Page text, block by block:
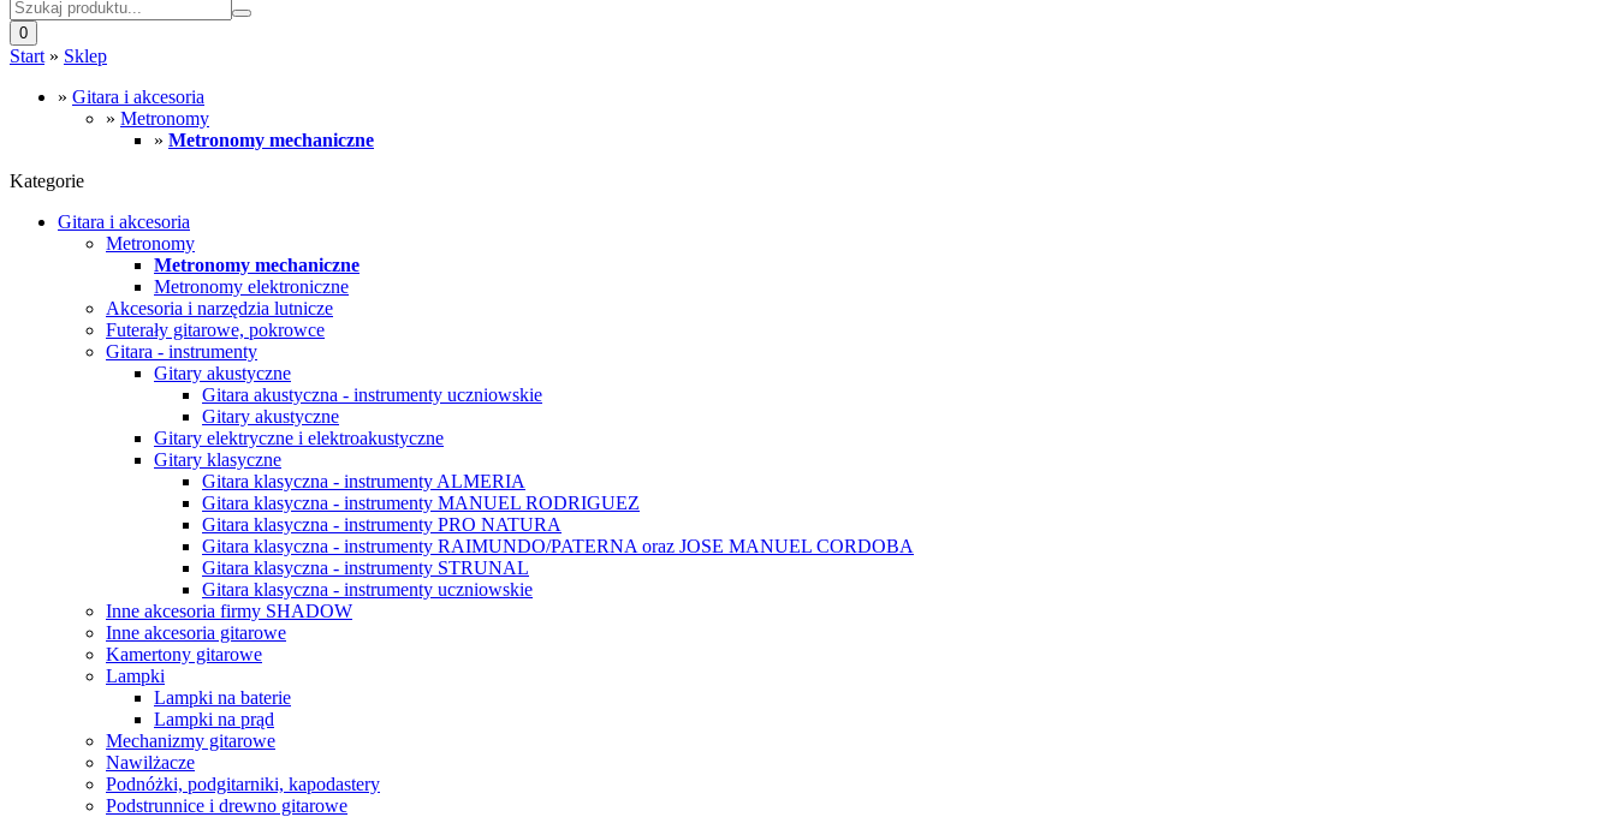
0
Start » Sklep
» Gitara i akcesoria
» Metronomy
» Metronomy mechaniczne
Kategorie
Gitara i akcesoria
Metronomy
Metronomy mechaniczne
Metronomy elektroniczne
Akcesoria i narzędzia lutnicze
Futerały gitarowe, pokrowce
Gitara - instrumenty
Gitary akustyczne
Gitara akustyczna - instrumenty uczniowskie
Gitary akustyczne
Gitary elektryczne i elektroakustyczne
Gitary klasyczne
Gitara klasyczna - instrumenty ALMERIA
Gitara klasyczna - instrumenty MANUEL RODRIGUEZ
Gitara klasyczna - instrumenty PRO NATURA
Gitara klasyczna - instrumenty RAIMUNDO/PATERNA oraz JOSE MANUEL CORDOBA
Gitara klasyczna - instrumenty STRUNAL
Gitara klasyczna - instrumenty uczniowskie
Inne akcesoria firmy SHADOW
Inne akcesoria gitarowe
Kamertony gitarowe
Lampki
Lampki na baterie
Lampki na prąd
Mechanizmy gitarowe
Nawilżacze
Podnóżki, podgitarniki, kapodastery
Podstrunnice i drewno gitarowe